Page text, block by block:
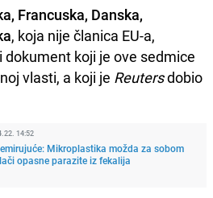
Francuska, Danska,
, koja nije članica EU-a,
koji je ove sedmice
vlasti, a koji je Reutersdobio
14:52
Mikroplastika možda za sobom
opasne parazite iz fekalija